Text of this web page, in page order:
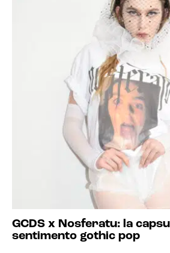
GCDS x Nosferatu: la
sentimento gothic pop